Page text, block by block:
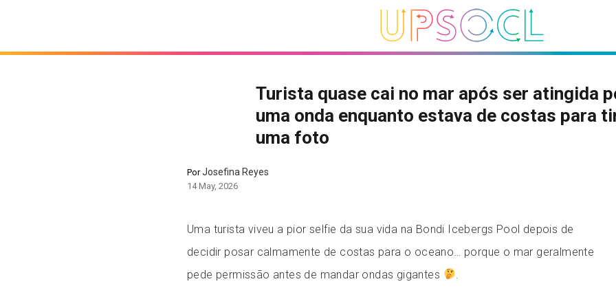
Turista quase cai no mar após ser atingida
uma onda enquanto estava de costas para
uma foto
PorJosefina Reyes
14 May, 2026
Uma turista viveu a pior selfie da sua vida na Bondi Icebergs Pool depois de
decidir posar calmamente de costas para o oceano… porque o mar geralmente
pede permissão antes de mandar ondas gigantes